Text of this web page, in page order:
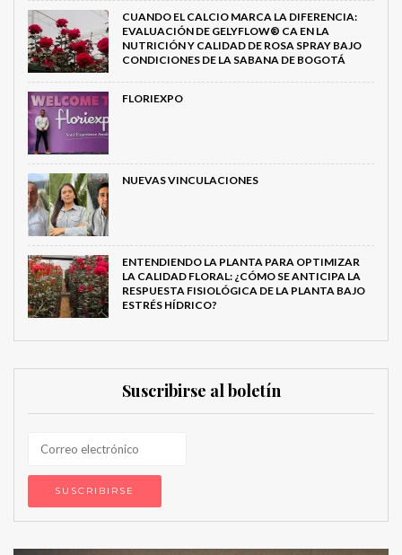
CUANDO EL CALCIO MARCA LA DIFERENCIA:
EVALUACIÓN DE GELYFLOW® CA EN LA
NUTRICIÓN Y CALIDAD DE ROSA SPRAY BAJO
CONDICIONES DE LA SABANA DE BOGOTÁ
FLORIEXPO
NUEVAS VINCULACIONES
ENTENDIENDO LA PLANTA PARA OPTIMIZAR
LA CALIDAD FLORAL: ¿CÓMO SE ANTICIPA LA
RESPUESTA FISIOLÓGICA DE LA PLANTA BAJO
ESTRÉS HÍDRICO?
Suscribirse al boletín